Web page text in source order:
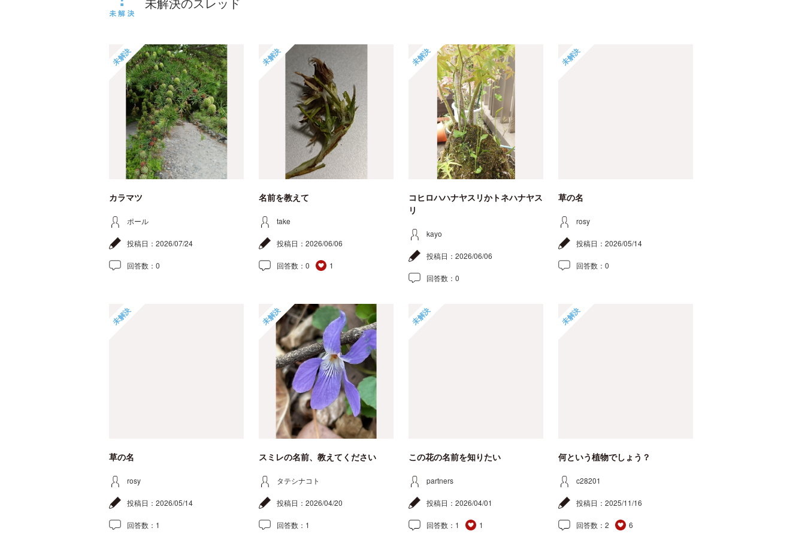
未解決
カラマツ
ポール
投稿日： 2026/07/24
回答数： 0
未解決
名前を教えて
take
投稿日： 2026/06/06
回答数： 0 1
未解決
コヒロハハナヤスリかトネハナヤス
リ
kayo
投稿日： 2026/06/06
回答数： 0
未解決
草の名
rosy
投稿日： 2026/05/14
回答数： 0
未解決
草の名
rosy
投稿日： 2026/05/14
回答数： 1
未解決
スミレの名前、教えてください
タテシナコト
投稿日： 2026/04/20
回答数： 1
未解決
この花の名前を知りたい
partners
投稿日： 2026/04/01
回答数： 1 1
未解決
何という植物でしょう？
c28201
投稿日： 2025/11/16
回答数： 2 6